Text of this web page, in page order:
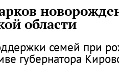
области
семей при
губернатора